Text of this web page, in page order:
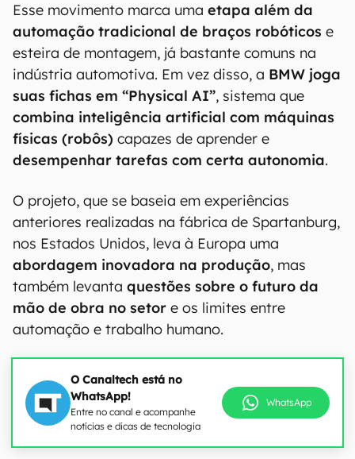
Esse movimento marca uma etapa além da
automação tradicional de braços robóticos e
esteira de montagem, já bastante comuns na
indústria automotiva. Em vez disso, a BMW joga
suas fichas em “Physical AI”, sistema que
combina inteligência artificial com máquinas
físicas (robôs) capazes de aprender e
desempenhar tarefas com certa autonomia.
O projeto, que se baseia em experiências
anteriores realizadas na fábrica de Spartanburg,
nos Estados Unidos, leva à Europa uma
abordagem inovadora na produção, mas
também levanta questões sobre o futuro da
mão de obra no setor e os limites entre
automação e trabalho humano.
O Canaltech está no
WhatsApp!
Entre no canal e acompanhe
notícias e dicas de tecnologia
WhatsApp